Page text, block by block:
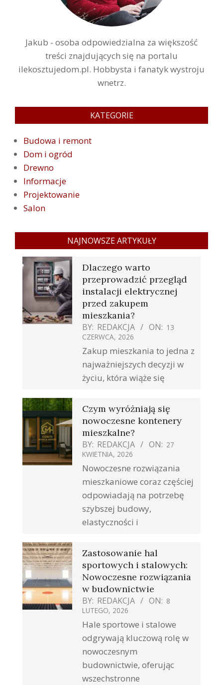
Jakub - osoba odpowiedzialna za większość
treści znajdujących się na portalu
ilekosztujedom.pl. Hobbysta i fanatyk wystroju
wnetrz.
KATEGORIE
Budowa i remont
Dom i ogród
Drewno
Informacje
Projektowanie
Salon
NAJNOWSZE ARTYKUŁY
Dlaczego warto
przeprowadzić przegląd
instalacji elektrycznej
przed zakupem
mieszkania?
BY: REDAKCJA ON: 13
CZERWCA, 2026
Zakup mieszkania to jedna z
najważniejszych decyzji w
życiu, która wiąże się
Czym wyróżniają się
nowoczesne kontenery
mieszkalne?
BY: REDAKCJA ON: 27
KWIETNIA, 2026
Nowoczesne rozwiązania
mieszkaniowe coraz częściej
odpowiadają na potrzebę
szybszej budowy,
elastyczności i
Zastosowanie hal
sportowych i stalowych:
Nowoczesne rozwiązania
w budownictwie
BY: REDAKCJA ON: 8
LUTEGO, 2026
Hale sportowe i stalowe
odgrywają kluczową rolę w
nowoczesnym
budownictwie, oferując
wszechstronne